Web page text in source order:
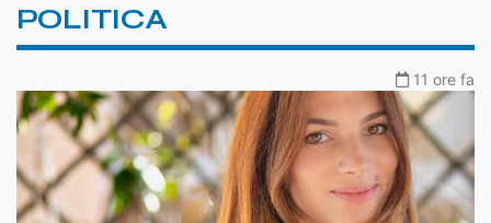
POLITICA
11 ore fa